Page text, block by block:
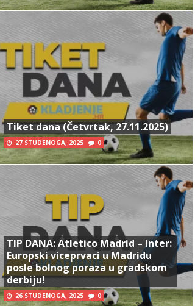
Tiket dana (Četvrtak, 27.11.2025)
27 STUDENOGA, 2025 0
TIP DANA: Atletico Madrid – Inter:
Europski viceprvaci u Madridu
posle bolnog poraza u gradskom
derbiju!
26 STUDENOGA, 2025 0